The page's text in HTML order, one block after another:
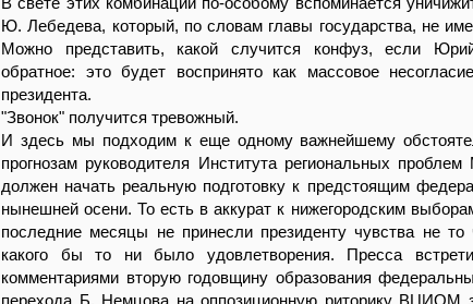
Ю. Лебедева, который, по словам главы государства, не
Можно представить, какой случится конфуз, если
обратное: это будет воспринято как массовое
президента.
"Звонок" получится тревожный.
И здесь мы подходим к еще одному важнейшему
прогнозам руководителя Института региональных
должен начать реальную подготовку к предстоящим
нынешней осени. То есть в аккурат к нижегородским
последние месяцы не принесли президенту чувства не
какого бы то ни было удовлетворения. Пресса
комментариями вторую годовщину образования
перехода Б. Немцова на оппозиционную риторику ВЦИОМ